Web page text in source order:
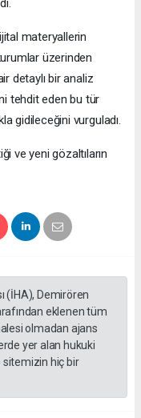
materyallerin
üzerinden
detaylı bir analiz
tehdit eden bu tür
gidileceğini vurguladı.
ve yeni gözaltıların
(İHA), Demirören
eklenen tüm
olmadan ajans
yer alan hukuki
hiç bir